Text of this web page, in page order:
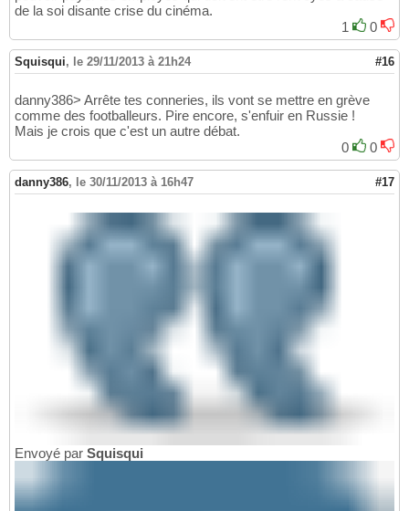
de la soi disante crise du cinéma.
1
0
Squisqui, le 29/11/2013 à 21h24 #16
danny386> Arrête tes conneries, ils vont se mettre en grève
comme des footballeurs. Pire encore, s'enfuir en Russie !
Mais je crois que c'est un autre débat.
0
0
danny386, le 30/11/2013 à 16h47 #17
Envoyé par Squisqui